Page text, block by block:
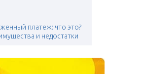
платеж: что это?
и недостатки